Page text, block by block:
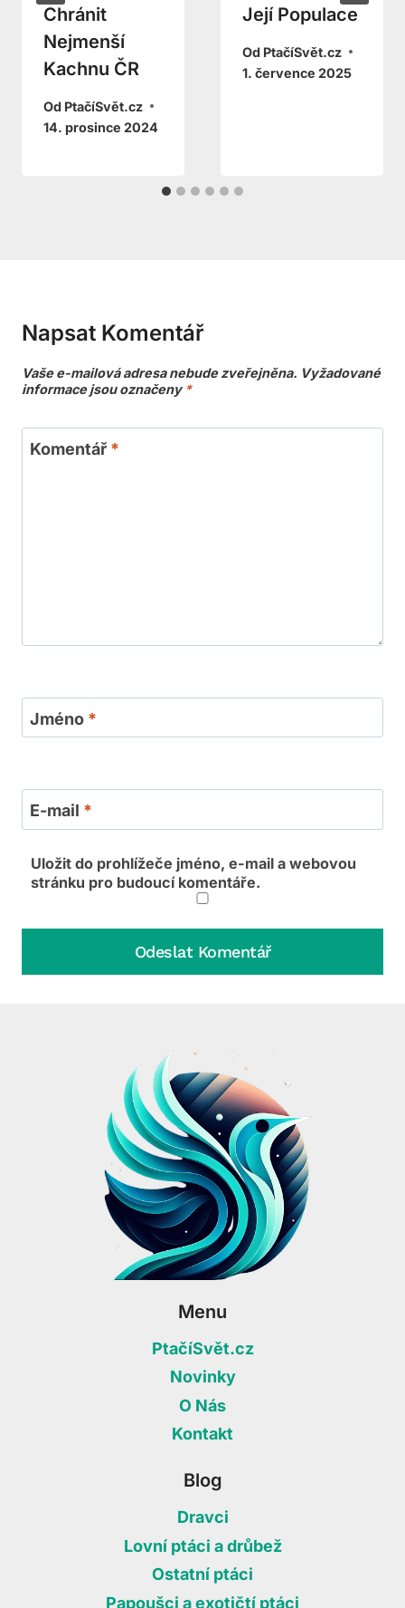
Chránit
Nejmenší
Kachnu ČR
Od PtačíSvět.cz
14. prosince 2024
Její Populace
Od PtačíSvět.cz
1. července 2025
Napsat Komentář
Vaše e-mailová adresa nebude zveřejněna. Vyžadované
informace jsou označeny *
Komentář*
Jméno *
E-mail *
Uložit do prohlížeče jméno, e-mail a webovou
stránku pro budoucí komentáře.
Menu
PtačíSvět.cz
Novinky
O Nás
Kontakt
Blog
Dravci
Lovní ptáci a drůbež
Ostatní ptáci
Papoušci a exotičtí ptáci